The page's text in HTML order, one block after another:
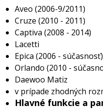
Aveo (2006-9/2011)
Cruze (2010 - 2011)
Captiva (2008 - 2014)
Lacetti
Epica (2006 - súčasnosť)
Orlando (2010 -
Daewoo Matiz
v prípade zhodných
Hlavné funkcie a